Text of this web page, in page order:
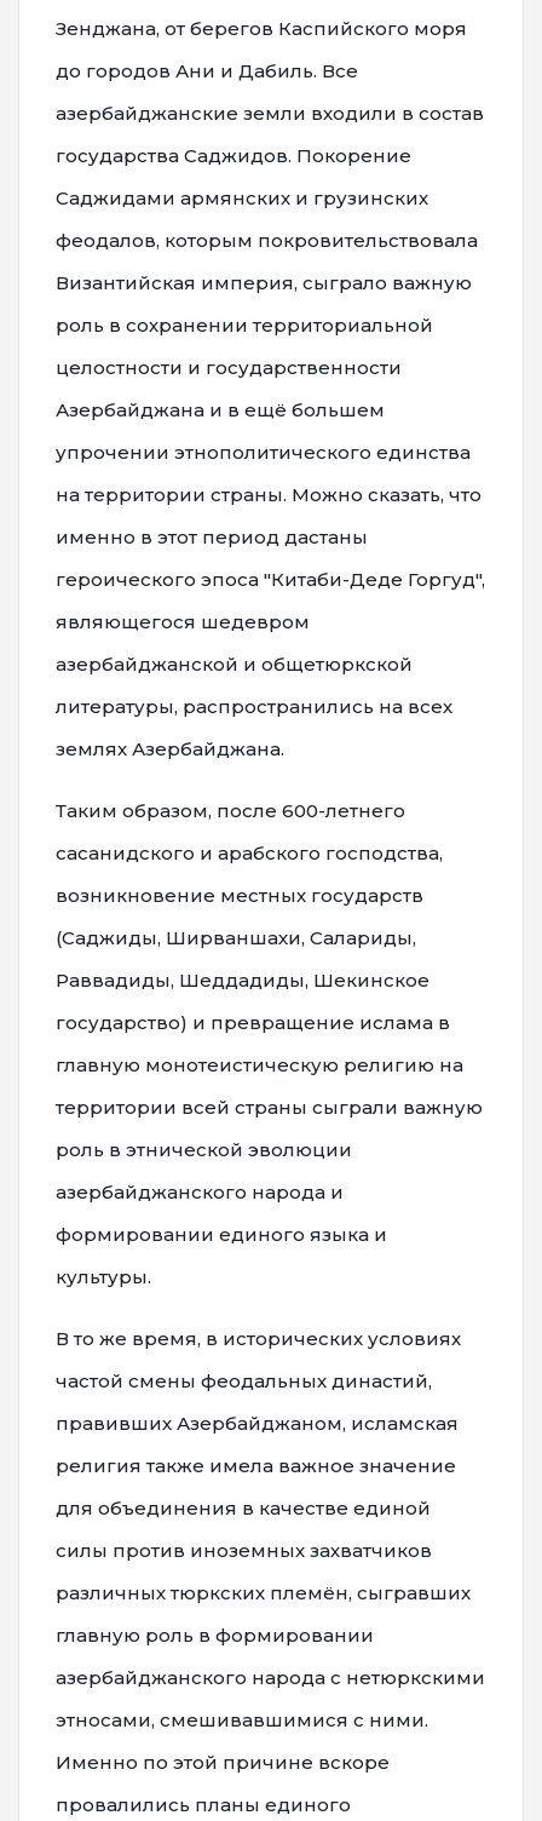
Зенджана, от берегов Каспийского моря
до городов Ани и Дабиль. Все
азербайджанские земли входили в состав
государства Саджидов. Покорение
Саджидами армянских и грузинских
феодалов, которым покровительствовала
Византийская империя, сыграло важную
роль в сохранении территориальной
целостности и государственности
Азербайджана и в ещё большем
упрочении этнополитического единства
на территории страны. Можно сказать, что
именно в этот период дастаны
героического эпоса "Китаби-Деде Горгуд",
являющегося шедевром
азербайджанской и общетюркской
литературы, распространились на всех
землях Азербайджана.
Таким образом, после 600-летнего
сасанидского и арабского господства,
возникновение местных государств
(Саджиды, Ширваншахи, Салариды,
Раввадиды, Шеддадиды, Шекинское
государство) и превращение ислама в
главную монотеистическую религию на
территории всей страны сыграли важную
роль в этнической эволюции
азербайджанского народа и
формировании единого языка и
культуры.
В то же время, в исторических условиях
частой смены феодальных династий,
правивших Азербайджаном, исламская
религия также имела важное значение
для объединения в качестве единой
силы против иноземных захватчиков
различных тюркских племён, сыгравших
главную роль в формировании
азербайджанского народа с нетюркскими
этносами, смешивавшимися с ними.
Именно по этой причине вскоре
провалились планы единого